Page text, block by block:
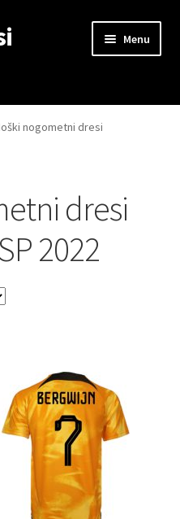
Menu
nogometni dresi
dresi
2022